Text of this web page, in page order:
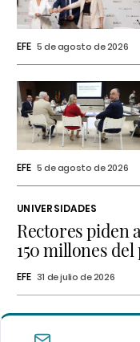
EFE 5 de agosto de 2026
EFE 5 de agosto de 2026
UNIVERSIDADES
Rectores piden
150 millones
EFE 31 de julio de 2026